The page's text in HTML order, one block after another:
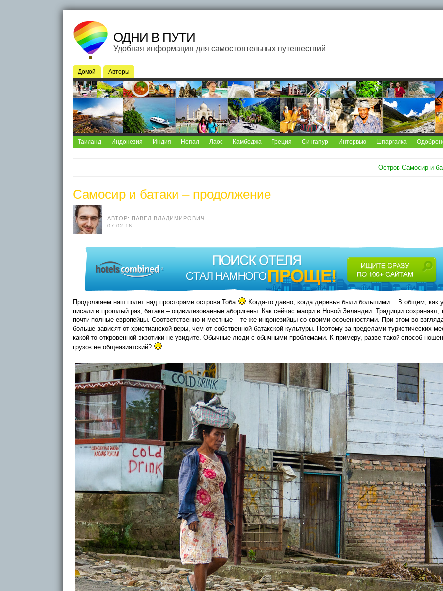
ОДНИ В ПУТИ
Удобная информация для самостоятельных путешествий
Домой Авторы
Таиланд Индонезия Индия Непал Лаос Камбоджа Греция Сингапур Интервью Шпаргалка
Остров Самосир и
Самосир и батаки – продолжение
АВТОР: ПАВЕЛ ВЛАДИМИРОВИЧ
07.02.16
Продолжаем наш полет над просторами острова Тоба
Когда-то давно, когда деревья были большими… В общем, как
писали в прошлый раз, батаки – оцивилизованные аборигены. Как сейчас маори в Новой Зеландии. Традиции сохраняют,
почти полные европейцы. Соответственно и местные – те же индонезийцы со своими особенностями. При этом во
больше зависят от христианской веры, чем от собственной батакской культуры. Поэтому за пределами туристических
какой-то откровенной экзотики не увидите. Обычные люди с обычными проблемами. К примеру, разве такой способ
грузов не общеазиатский?